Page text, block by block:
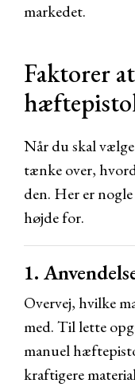
markedet.
Faktorer
Når du skal
tænke over,
den. Her er
højde for.
1.
Overvej, hvilke
med. Til lette
manuel
kraftigere